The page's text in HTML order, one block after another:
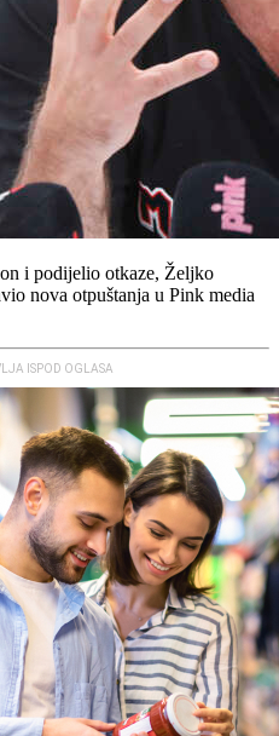
i podijelio otkaze, Željko
nova otpuštanja u Pink media
ISPOD OGLASA